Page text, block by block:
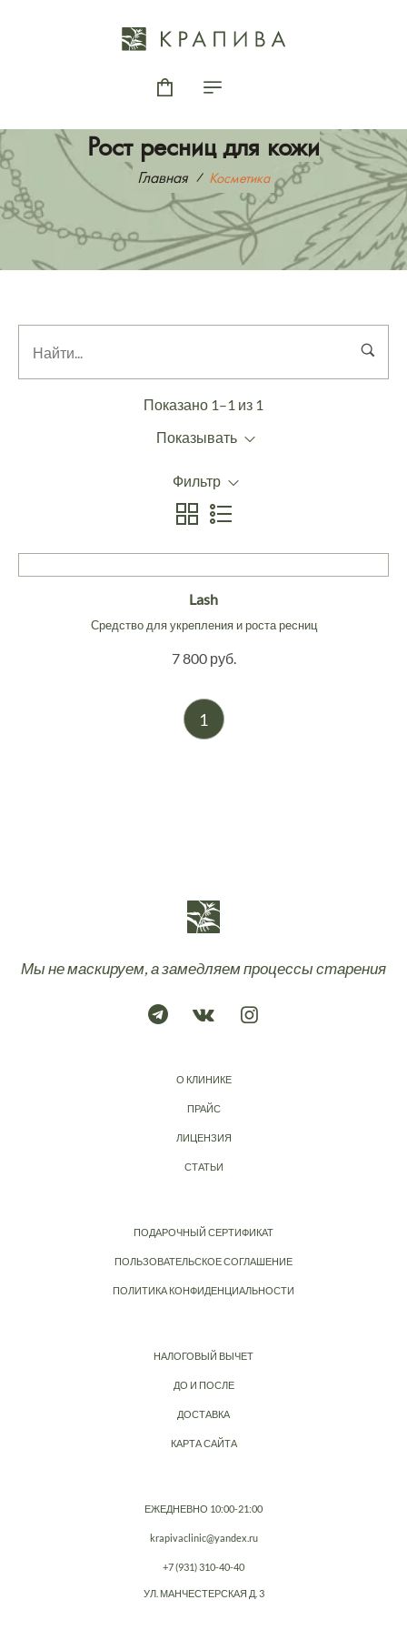
Рост ресниц для кожи
Главная Косметика
Показано 1–1 из 1
Показывать
Фильтр
Lash
Средство для укрепления и роста ресниц
7 800 руб.
1
Мы не маскируем, а замедляем процессы старения
О КЛИНИКЕ
ПРАЙС
ЛИЦЕНЗИЯ
СТАТЬИ
ПОДАРОЧНЫЙ СЕРТИФИКАТ
ПОЛЬЗОВАТЕЛЬСКОЕ СОГЛАШЕНИЕ
ПОЛИТИКА КОНФИДЕНЦИАЛЬНОСТИ
НАЛОГОВЫЙ ВЫЧЕТ
ДО И ПОСЛЕ
ДОСТАВКА
КАРТА САЙТА
ЕЖЕДНЕВНО 10:00-21:00
krapivaclinic@yandex.ru
+7 (931) 310-40-40
УЛ. МАНЧЕСТЕРСКАЯ Д. 3